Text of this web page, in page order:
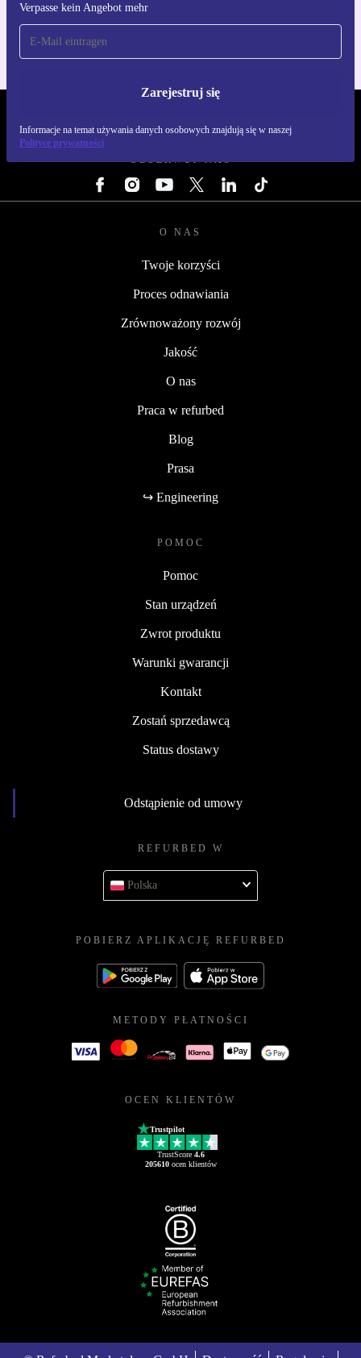
Verpasse kein Angebot mehr
Zarejestruj się
Informacje na temat używania danych osobowych znajdują się w naszej
Polityce prywatności
Dla iOS i Android
OBSERWUJ NAS
O NAS
Twoje korzyści
Proces odnawiania
Zrównoważony rozwój
Jakość
O nas
Praca w refurbed
Blog
Prasa
↪ Engineering
POMOC
Pomoc
Stan urządzeń
Zwrot produktu
Warunki gwarancji
Kontakt
Zostań sprzedawcą
Status dostawy
Odstąpienie od umowy
REFURBED W
Polska
POBIERZ APLIKACJĘ REFURBED
METODY PŁATNOŚCI
OCEN KLIENTÓW
Trustpilot
TrustScore 4.6
205610ocen klientów